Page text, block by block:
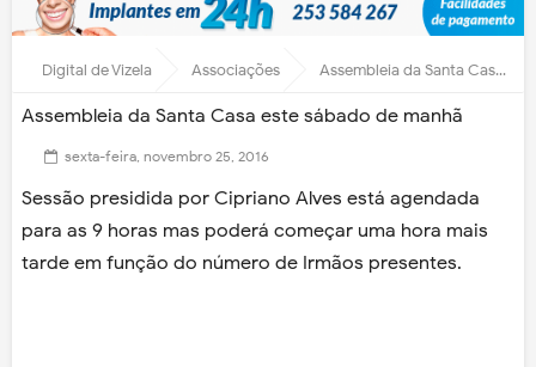
Digital de Vizela Associações Assembleia da Santa Casa este sábado de manhã
Assembleia da Santa Casa este sábado de manhã
sexta-feira, novembro 25, 2016
Sessão presidida por Cipriano Alves está agendada
para as 9 horas mas poderá começar uma hora mais
tarde em função do número de Irmãos presentes.